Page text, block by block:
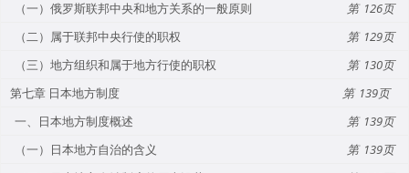
（一）俄罗斯联邦中央和地方关系的一般原则
126
（二）属于联邦中央行使的职权
129
（三）地方组织和属于地方行使的职权
130
第七章 日本地方制度
139
一、日本地方制度概述
139
（一）日本地方自治的含义
139